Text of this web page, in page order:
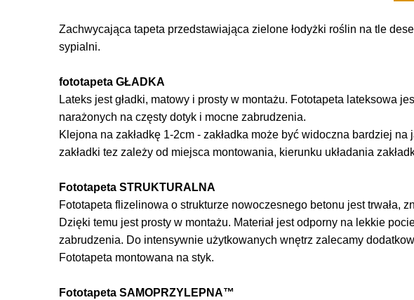
Zachwycająca tapeta przedstawiająca zielone łodyżki roślin na tle
sypialni.
fototapeta GŁADKA
Lateks jest gładki, matowy i prosty w montażu. Fototapeta lateksowa
narażonych na częsty dotyk i mocne zabrudzenia.
Klejona na zakładkę 1-2cm - zakładka może być widoczna bardziej
zakładki tez zależy od miejsca montowania, kierunku układania
Fototapeta STRUKTURALNA
Fototapeta flizelinowa o strukturze nowoczesnego betonu jest trwała,
Dzięki temu jest prosty w montażu. Materiał jest odporny na lekkie
zabrudzenia. Do intensywnie użytkowanych wnętrz zalecamy
Fototapeta montowana na styk.
Fototapeta SAMOPRZYLEPNA™